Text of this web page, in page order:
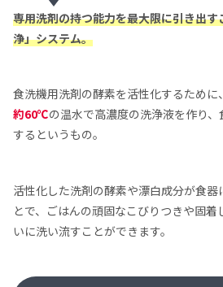
専用洗剤の持つ能力を最大限に引き出
浄」システム。
食洗機用洗剤の酵素を活性化するため
約60℃の温水で高濃度の洗浄液を作り
するというもの。
活性化した洗剤の酵素や漂白成分が食器
とで、ごはんの頑固なこびりつきや固
いに洗い流すことができます。